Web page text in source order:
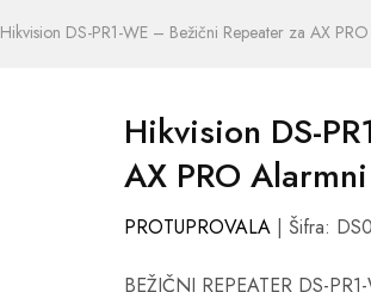
Hikvision DS-PR1-WE – Bežični Repeater za AX
Hikvision DS-
AX PRO
PROTUPROVALA | Šifra:
BEŽIČNI REPEATER DS-